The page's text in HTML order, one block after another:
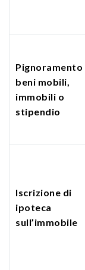
Pignoramento
beni mobili,
immobili o
stipendio
Iscrizione di
ipoteca
sull’immobile